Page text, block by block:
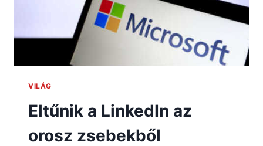
VILÁG
Eltűnik a LinkedIn az
orosz zsebekből